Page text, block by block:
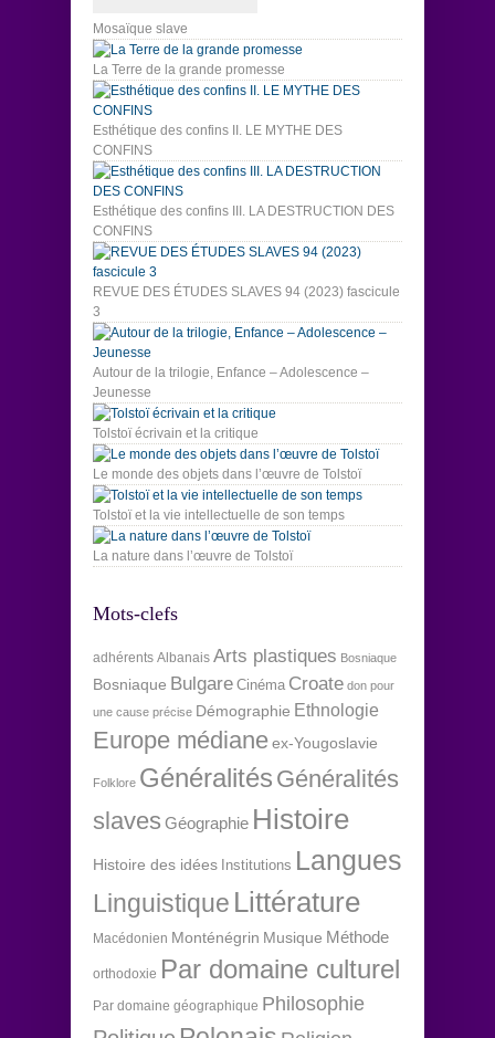
Mosaïque slave
La Terre de la grande promesse
Esthétique des confins II. LE MYTHE DES
CONFINS
Esthétique des confins III. LA DESTRUCTION DES
CONFINS
REVUE DES ÉTUDES SLAVES 94 (2023) fascicule
3
Autour de la trilogie, Enfance – Adolescence –
Jeunesse
Tolstoï écrivain et la critique
Le monde des objets dans l’œuvre de Tolstoï
Tolstoï et la vie intellectuelle de son temps
La nature dans l’œuvre de Tolstoï
Mots-clefs
adhérents Albanais Arts plastiques Bosniaque
Bosniaque Bulgare Cinéma Croate don pour
une cause précise Démographie Ethnologie
Europe médianeex-Yougoslavie
Folklore Généralités Généralités
slaves Géographie Histoire
Histoire des idées Institutions Langues
Linguistique Littérature
Macédonien Monténégrin Musique Méthode
orthodoxie Par domaine culturel
Par domaine géographique Philosophie